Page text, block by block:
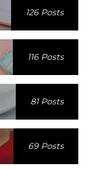
126 Posts
116 Posts
81 Posts
69 Posts